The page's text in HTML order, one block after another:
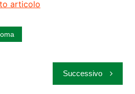
articolo
Successivo